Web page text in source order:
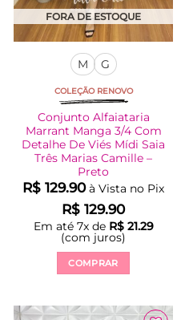
FORA DE ESTOQUE
M G
COLEÇÃO RENOVO
Conjunto Alfaiataria
Marrant Manga 3/4 Com
Detalhe De Viés Mídi Saia
Três Marias Camille –
Preto
R$ 129.90 à Vista no Pix
R$ 129.90
Em até 7x de R$21.29
(com juros)
COMPRAR
tem